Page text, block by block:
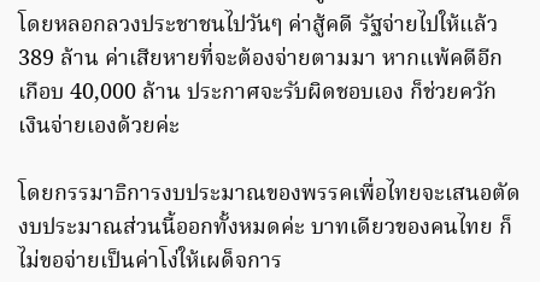
โดยหลอกลวงประชาชนไปวันๆ ค่าสู้คดี รัฐจ่ายไปให้แล้ว
389 ล้าน ค่าเสียหายที่จะต้องจ่ายตามมา หากแพ้คดีอีก
เกือบ 40,000 ล้าน ประกาศจะรับผิดชอบเอง ก็ช่วยควัก
เงินจ่ายเองด้วยค่ะ
โดยกรรมาธิการงบประมาณของพรรคเพื่อไทยจะเสนอตัด
งบประมาณส่วนนี้ออกทั้งหมดค่ะ บาทเดียวของคนไทย ก็
ไม่ขอจ่ายเป็นค่าโง่ให้เผด็จการ